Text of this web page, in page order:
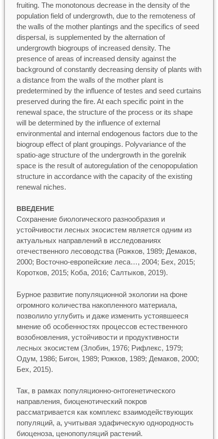
fruiting. The monotonous decrease in the density of the
population field of undergrowth, due to the remoteness of
the walls of the mother plantings and the specifics of seed
dispersal, is supplemented by the alternation of
undergrowth biogroups of increased density. The
presence of areas of increased density against the
background of constantly decreasing density of plants with
a distance from the walls of the mother plant is
predetermined by the influence of testes and seed curtains
preserved during the fire. At each specific point in the
renewal space, the structure of the process or its shape
will be determined by the influence of external
environmental and internal endogenous factors due to the
biogroup effect of plant groupings. Polyvariance of the
spatio-age structure of the undergrowth in the gorelnik
space is the result of autoregulation of the cenopopulation
structure in accordance with the capacity of the existing
renewal niches.
ВВЕДЕНИЕ
Сохранение биологического разнообразия и
устойчивости лесных экосистем является одним из
актуальных направлений в исследованиях
отечественного лесоводства (Рожков, 1989; Демаков,
2000; Восточно-европейские леса…, 2004; Бех, 2015;
Коротков, 2015; Коба, 2016; Салтыков, 2019).
Бурное развитие популяционной экологии на фоне
огромного количества накопленного материала,
позволило углубить и даже изменить устоявшееся
мнение об особенностях процессов естественного
возобновления, устойчивости и продуктивности
лесных экосистем (Злобин, 1976; Рифлекс, 1979;
Одум, 1986; Бигон, 1989; Рожков, 1989; Демаков, 2000;
Бех, 2015).
Так, в рамках популяционно-онтогенетического
направления, биоценотический покров
рассматривается как комплекс взаимодействующих
популяций, а, учитывая эдафическую однородность
биоценоза, ценопопуляций растений.